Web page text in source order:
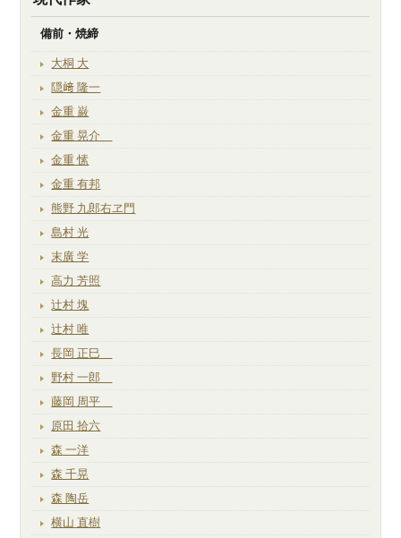
備前・焼締
大桐 大
隠﨑 隆一
金重 巌
金重 晃介
金重 愫
金重 有邦
熊野 九郎右ヱ門
島村 光
末廣 学
高力 芳照
辻村 塊
辻村 唯
長岡 正巳
野村 一郎
藤岡 周平
原田 拾六
森 一洋
森 千晃
森 陶岳
横山 直樹